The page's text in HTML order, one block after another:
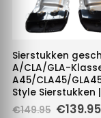
Sierstukken
A/CLA/GLA-
A45/CLA45/
Style Sierstukken
€149.95 €139.95